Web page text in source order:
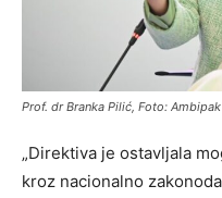
Prof. dr Branka Pilić, Foto:
„Direktiva je ostavljala
kroz nacionalno